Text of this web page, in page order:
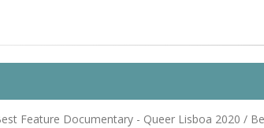
Feature Documentary - Queer Lisboa 2020 /